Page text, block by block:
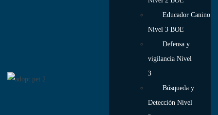
Educador Canino
Nivel 3 BOE
Defensa y
vigilancia Nivel
3
Búsqueda y
Detección Nivel